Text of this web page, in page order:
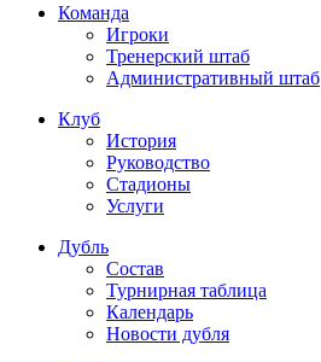
Команда
Игроки
Тренерский штаб
Административный штаб
Клуб
История
Руководство
Стадионы
Услуги
Дубль
Состав
Турнирная таблица
Календарь
Новости дубля